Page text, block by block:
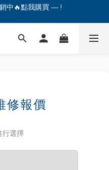
中🔥點我購買 — !
友領優惠券！🎫
中🔥點我購買 — !
修報價
行選擇